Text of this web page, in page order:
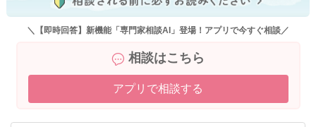
＼【即時回答】新機能「専門家相談AI」登場！アプリで今すぐ相談／
相談はこちら
アプリで相談する